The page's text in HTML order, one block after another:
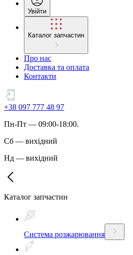
Увійти
Каталог запчастин
Про нас
Доставка та оплата
Контакти
+38 097 777 48 97
Пн-Пт — 09:00-18:00.
Сб — вихідний
Нд — вихідний
Каталог запчастин
Система розжарювання